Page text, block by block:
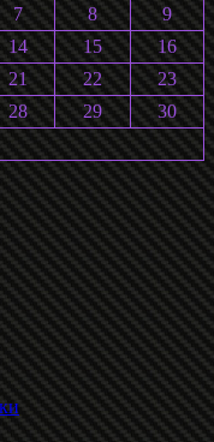
7 8
9
14 15
16
21 22
23
28 29
30